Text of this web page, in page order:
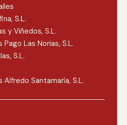
S.L.
y Viñedos, S.L.
Las Norias, S.L.
S.L.
Santamaría, S.L.